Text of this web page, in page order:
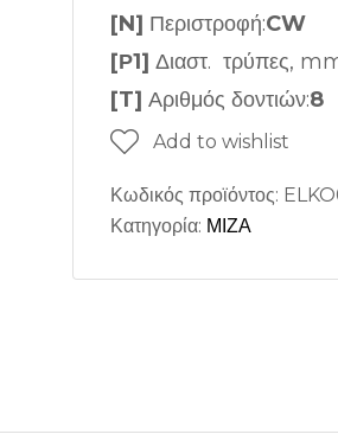
[N] Περιστροφή:CW
[Ρ1] Διαστ. τρύπες,
[T] Αριθμός δοντιών:8
Add to wishlist
Κωδικός προϊόντος:
Κατηγορία: ΜΙΖΑ